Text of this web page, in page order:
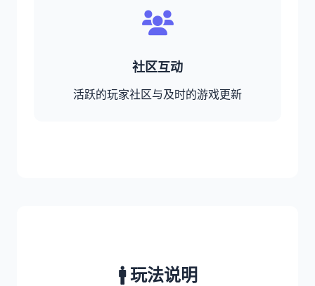
社区互动
活跃的玩家社区与及时的游戏更新
🚹 玩法说明